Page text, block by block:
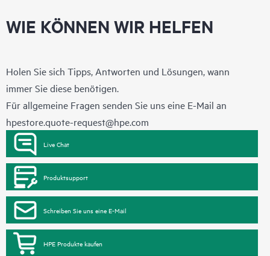
WIE KÖNNEN WIR HELFEN
Holen Sie sich Tipps, Antworten und Lösungen, wann
immer Sie diese benötigen.
Für allgemeine Fragen senden Sie uns eine E-Mail an
hpestore.quote-request@hpe.com
Live Chat
Produktsupport
Schreiben Sie uns eine E-Mail
HPE Produkte kaufen